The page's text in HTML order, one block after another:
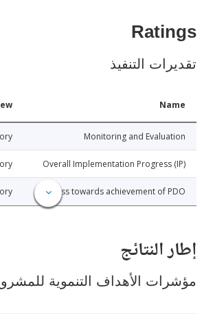
التنفيذ
Monitoring and
Satisfactory
Overall Implementation
Satisfactory
Progress towards achievement of
Satisfactory
الأهداف التنموية للمشروع